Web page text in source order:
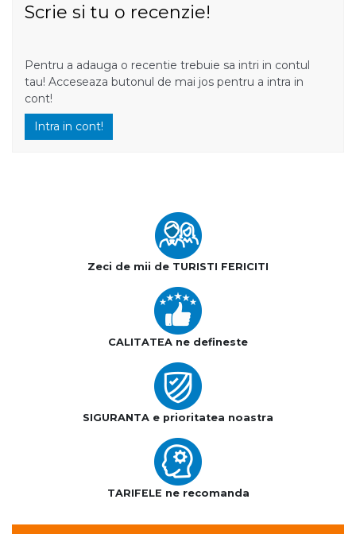
Scrie si tu o recenzie!
Pentru a adauga o recentie trebuie sa intri in contul
tau! Acceseaza butonul de mai jos pentru a intra in
cont!
Intra in cont!
Zeci de mii de TURISTI FERICITI
CALITATEA ne defineste
SIGURANTA e prioritatea noastra
TARIFELE ne recomanda